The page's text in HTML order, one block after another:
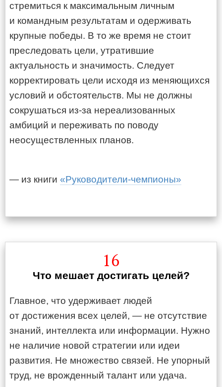
стремиться к максимальным личным
и командным результатам и одерживать
крупные победы. В то же время не стоит
преследовать цели, утратившие
актуальность и значимость. Следует
корректировать цели исходя из меняющихся
условий и обстоятельств. Мы не должны
сокрушаться из-за нереализованных
амбиций и переживать по поводу
неосуществленных планов.
— из книги «Руководители-чемпионы»
16
Что мешает достигать целей?
Главное, что удерживает людей
от достижения всех целей, — не отсутствие
знаний, интеллекта или информации. Нужно
не наличие новой стратегии или идеи
развития. Не множество связей. Не упорный
труд, не врожденный талант или удача.